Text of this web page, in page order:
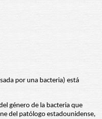
por una bacteria) está
género de la bacteria que
del patólogo estadounidense,